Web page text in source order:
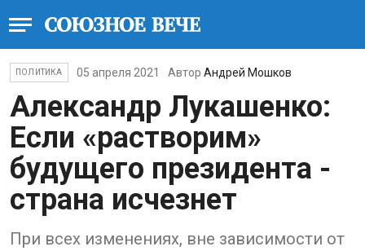
ПОЛИТИКА 05 апреля 2021 Автор Андрей Мошков
Александр Лукашенко:
Если «растворим»
будущего президента -
страна исчезнет
При всех изменениях, вне зависимости от